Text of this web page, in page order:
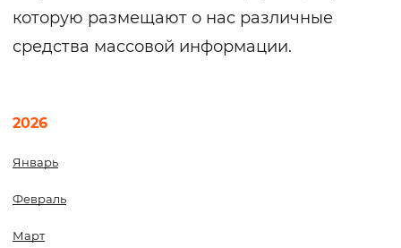
которую размещают о нас различные
средства массовой информации.
2026
Январь
Февраль
Март